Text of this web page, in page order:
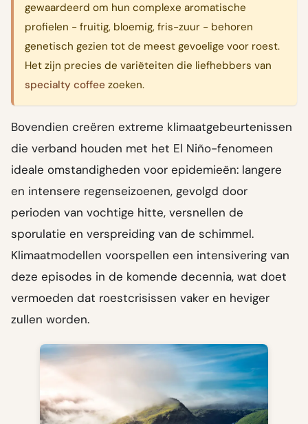
gewaardeerd om hun complexe aromatische
profielen - fruitig, bloemig, fris-zuur - behoren
genetisch gezien tot de meest gevoelige voor roest.
Het zijn precies de variëteiten die liefhebbers van
specialty coffee zoeken.
Bovendien creëren extreme klimaatgebeurtenissen
die verband houden met het El Niño-fenomeen
ideale omstandigheden voor epidemieën: langere
en intensere regenseizoenen, gevolgd door
perioden van vochtige hitte, versnellen de
sporulatie en verspreiding van de schimmel.
Klimaatmodellen voorspellen een intensivering van
deze episodes in de komende decennia, wat doet
vermoeden dat roestcrisissen vaker en heviger
zullen worden.